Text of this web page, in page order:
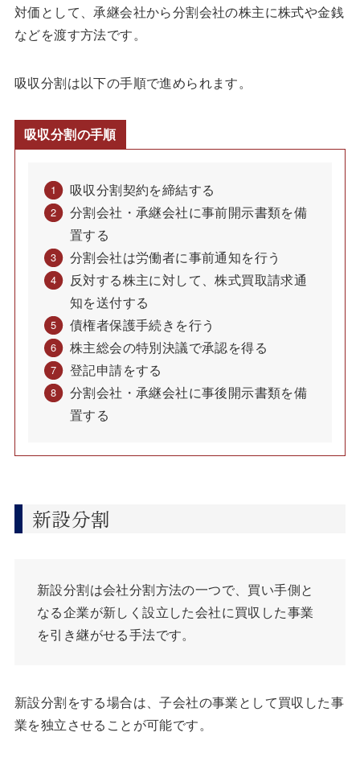
対価として、承継会社から分割会社の株主に株式や金銭
などを渡す方法です。
吸収分割は以下の手順で進められます。
吸収分割の手順
吸収分割契約を締結する
分割会社・承継会社に事前開示書類を備
置する
分割会社は労働者に事前通知を行う
反対する株主に対して、株式買取請求通
知を送付する
債権者保護手続きを行う
株主総会の特別決議で承認を得る
登記申請をする
分割会社・承継会社に事後開示書類を備
置する
新設分割
新設分割は会社分割方法の一つで、買い手側と
なる企業が新しく設立した会社に買収した事業
を引き継がせる手法です。
新設分割をする場合は、子会社の事業として買収した事
業を独立させることが可能です。